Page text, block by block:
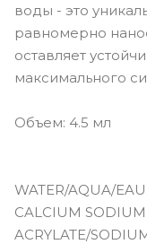
Vivid
Viviv
воды - это
равномерно
оставляет
максимального
Объем: 4.5 мл
WATER/AQUA/
CALCIUM SODIUM
ACRYLATE/